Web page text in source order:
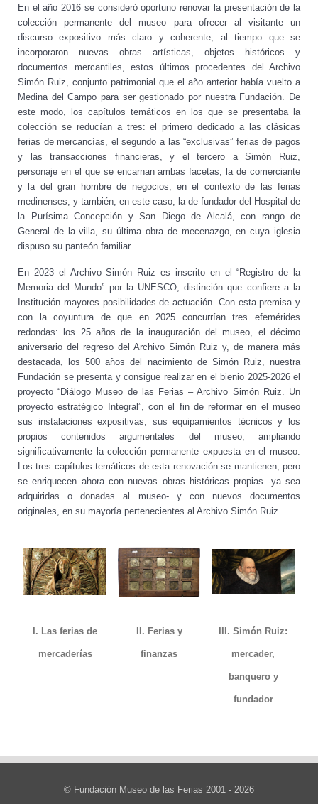
En el año 2016 se consideró oportuno renovar la presentación de la
colección permanente del museo para ofrecer al visitante un
discurso expositivo más claro y coherente, al tiempo que se
incorporaron nuevas obras artísticas, objetos históricos y
documentos mercantiles, estos últimos procedentes del Archivo
Simón Ruiz, conjunto patrimonial que el año anterior había vuelto a
Medina del Campo para ser gestionado por nuestra Fundación. De
este modo, los capítulos temáticos en los que se presentaba la
colección se reducían a tres: el primero dedicado a las clásicas
ferias de mercancías, el segundo a las “exclusivas” ferias de pagos
y las transacciones financieras, y el tercero a Simón Ruiz,
personaje en el que se encarnan ambas facetas, la de comerciante
y la del gran hombre de negocios, en el contexto de las ferias
medinenses, y también, en este caso, la de fundador del Hospital de
la Purísima Concepción y San Diego de Alcalá, con rango de
General de la villa, su última obra de mecenazgo, en cuya iglesia
dispuso su panteón familiar.
En 2023 el Archivo Simón Ruiz es inscrito en el “Registro de la
Memoria del Mundo” por la UNESCO, distinción que confiere a la
Institución mayores posibilidades de actuación. Con esta premisa y
con la coyuntura de que en 2025 concurrían tres efemérides
redondas: los 25 años de la inauguración del museo, el décimo
aniversario del regreso del Archivo Simón Ruiz y, de manera más
destacada, los 500 años del nacimiento de Simón Ruiz, nuestra
Fundación se presenta y consigue realizar en el bienio 2025-2026 el
proyecto “Diálogo Museo de las Ferias – Archivo Simón Ruiz. Un
proyecto estratégico Integral”, con el fin de reformar en el museo
sus instalaciones expositivas, sus equipamientos técnicos y los
propios contenidos argumentales del museo, ampliando
significativamente la colección permanente expuesta en el museo.
Los tres capítulos temáticos de esta renovación se mantienen, pero
se enriquecen ahora con nuevas obras históricas propias -ya sea
adquiridas o donadas al museo- y con nuevos documentos
originales, en su mayoría pertenecientes al Archivo Simón Ruiz.
I. Las ferias de
mercaderías
II. Ferias y
finanzas
III. Simón Ruiz:
mercader,
banquero y
fundador
© Fundación Museo de las Ferias 2001 - 2026